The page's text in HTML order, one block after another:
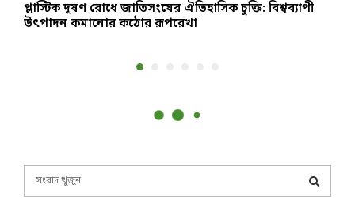
প্লাস্টিক দূষণ রোধে জাতিসংঘের ঐতিহাসিক চুক্তি: বিশ্বব্যাপী
উৎপাদন কমানোর কঠোর রূপরেখা